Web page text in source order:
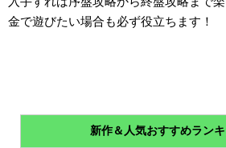
金で遊びたい場合も必ず役立ちます！
新作＆人気おすすめラン